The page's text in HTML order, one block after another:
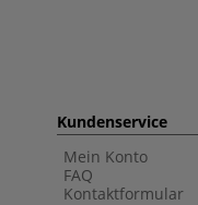
Kundenservice
Mein Konto
FAQ
Kontaktformular